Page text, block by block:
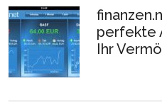
perfekte
Ihr